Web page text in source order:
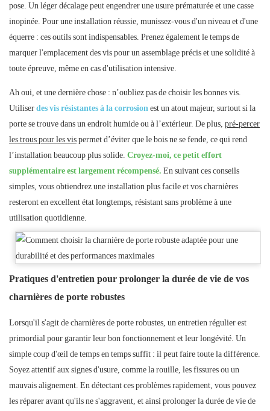
pose. Un léger décalage peut engendrer une usure prématurée et une casse
inopinée. Pour une installation réussie, munissez-vous d'un niveau et d'une
équerre : ces outils sont indispensables. Prenez également le temps de
marquer l'emplacement des vis pour un assemblage précis et une solidité à
toute épreuve, même en cas d'utilisation intensive.
Ah oui, et une dernière chose : n’oubliez pas de choisir les bonnes vis.
Utiliserdes vis résistantes à la corrosionest un atout majeur, surtout si la
porte se trouve dans un endroit humide ou à l’extérieur. De plus, pré-percer
les trous pour les vispermet d’éviter que le bois ne se fende, ce qui rend
l’installation beaucoup plus solide. Croyez-moi, ce petit effort
supplémentaire est largement récompensé. En suivant ces conseils
simples, vous obtiendrez une installation plus facile et vos charnières
resteront en excellent état longtemps, résistant sans problème à une
utilisation quotidienne.
Pratiques d'entretien pour prolonger la durée de vie de vos
charnières de porte robustes
Lorsqu'il s'agit de charnières de porte robustes, un entretien régulier est
primordial pour garantir leur bon fonctionnement et leur longévité. Un
simple coup d'œil de temps en temps suffit : il peut faire toute la différence.
Soyez attentif aux signes d'usure, comme la rouille, les fissures ou un
mauvais alignement. En détectant ces problèmes rapidement, vous pouvez
les réparer avant qu'ils ne s'aggravent, et ainsi prolonger la durée de vie de